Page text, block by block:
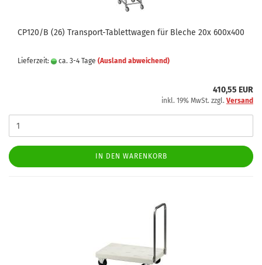
CP120/B (26) Transport-Tablettwagen für Bleche 20x 600x400
Lieferzeit: ca. 3-4 Tage (Ausland abweichend)
410,55 EUR
inkl. 19% MwSt. zzgl. Versand
IN DEN WARENKORB